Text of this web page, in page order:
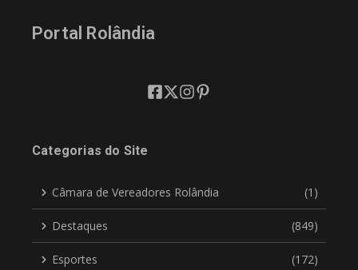
Portal Rolândia
Categorias do Site
Câmara de Vereadores Rolândia (1)
Destaques (849)
Esportes (172)